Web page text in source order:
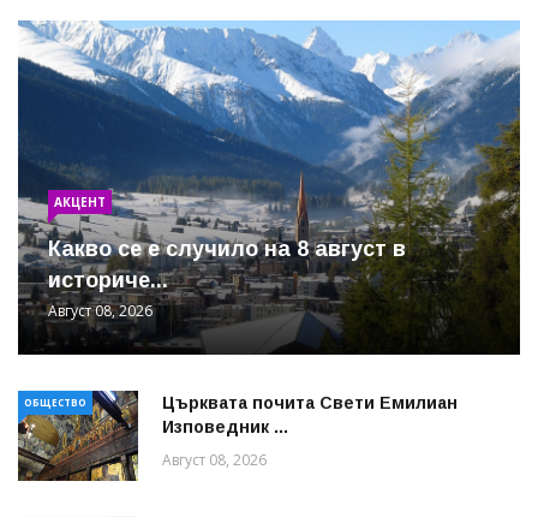
АКЦЕНТ
Какво се е случило на 8 август в
историче...
Август 08, 2026
ОБЩЕСТВО
Църквата почита Свeти Емилиан
Изповедник ...
Август 08, 2026